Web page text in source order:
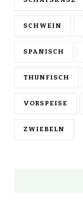
SCHWEIN
SPANISCH
THUNFISCH
VORSPEISE
ZWIEBELN